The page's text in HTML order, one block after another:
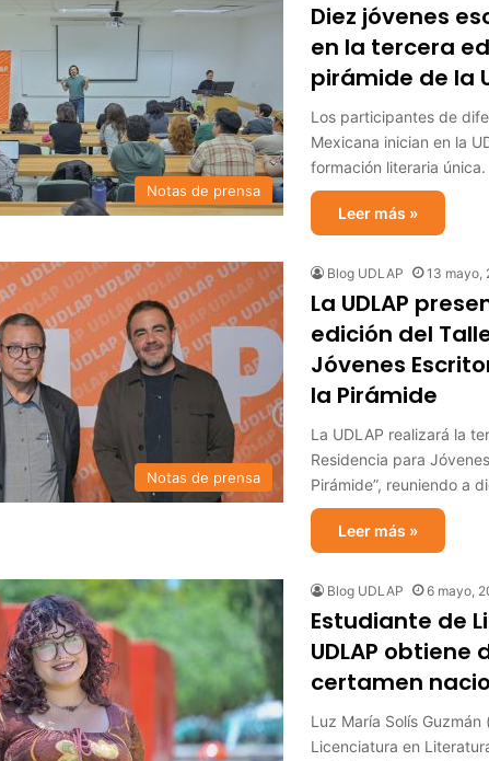
Notas de prensa
Diez jóvenes
en la tercera
pirámide de la
Los participantes de
Mexicana inician en la
formación literaria única.
Leer más »
Notas de prensa
Blog UDLAP 13 mayo,
La UDLAP
edición del
Jóvenes
la Pirámide
La UDLAP realizará la
Residencia para
Pirámide”, reuniendo a
Leer más »
Blog UDLAP 6 mayo,
Estudiante de
UDLAP
certamen
Luz María Solís Guzmán
Licenciatura en